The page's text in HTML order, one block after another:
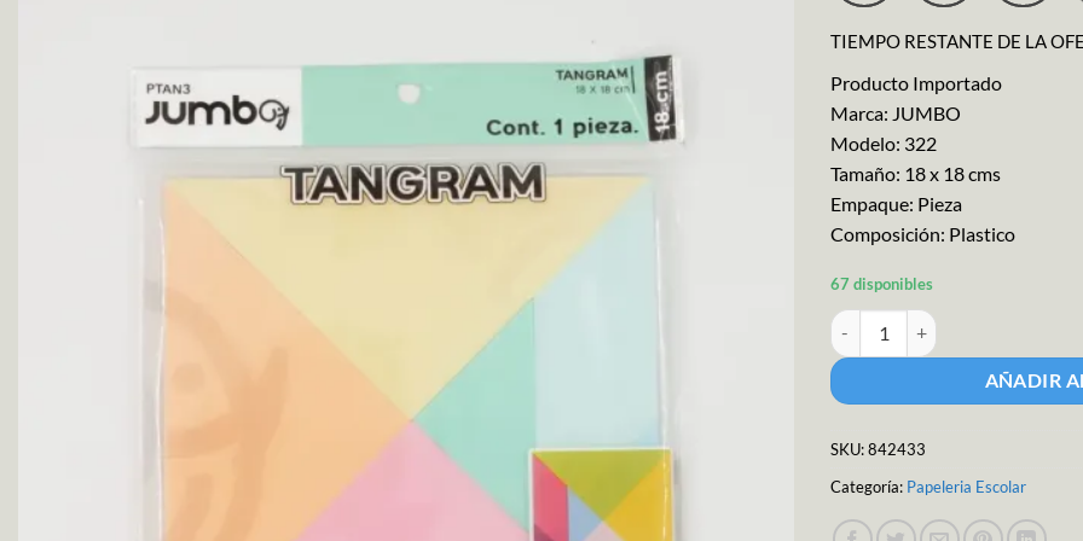
TIEMPO RESTANTE DE LA
Producto Importado
Marca: JUMBO
Modelo: 322
Tamaño: 18 x 18 cms
Empaque: Pieza
Composición: Plastico
67 disponibles
Tangram Grande 18x18 cms
AÑADIR
SKU:842433
Categoría: Papeleria Escolar